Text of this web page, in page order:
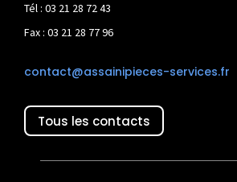
Tél : 03 21 28 72 43
Fax : 03 21 28 77 96
contact@assainipieces-services.fr
Tous les contacts